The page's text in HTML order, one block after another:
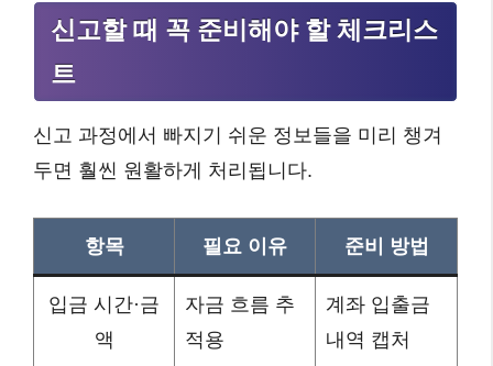
신고할 때 꼭 준비해야 할 체크리스
트
신고 과정에서 빠지기 쉬운 정보들을 미리 챙겨
두면 훨씬 원활하게 처리됩니다.
항목 필요 이유 준비 방법
입금 시간·금
액
자금 흐름 추
적용
계좌 입출금
내역 캡처